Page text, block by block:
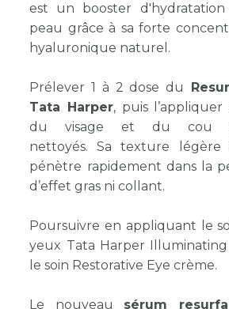
est un booster
peau grâce à sa forte
hyaluronique naturel.
Prélever 1 à 2 dose du
Tata Harper, puis l’appliquer
du visage et du cou
nettoyés.Sa texture légère
pénètre rapidement dans la
d’effet gras ni collant.
Poursuivre en appliquant le
yeux Tata Harper
le soin Restorative Eye crème.
Le nouveau sérum